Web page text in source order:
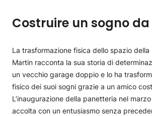
Costruire un sogno da
La trasformazione fisica dello spazio
Martin racconta la sua storia di
un vecchio garage doppio e lo ha
fisico dei suoi sogni grazie a un amico
L’inaugurazione della panetteria nel
accolta con un entusiasmo senza